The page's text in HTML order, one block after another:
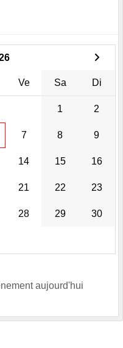
Ve Sa Di
1 2
7 8 9
14 15 16
21 22 23
28 29 30
aujourd'hui